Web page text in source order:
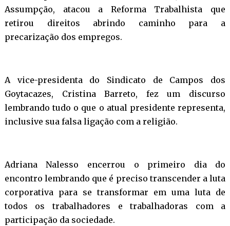
Assumpção, atacou a Reforma Trabalhista que
retirou direitos abrindo caminho para a
precarização dos empregos.
A vice-presidenta do Sindicato de Campos dos
Goytacazes, Cristina Barreto, fez um discurso
lembrando tudo o que o atual presidente representa,
inclusive sua falsa ligação com a religião.
Adriana Nalesso encerrou o primeiro dia do
encontro lembrando que é preciso transcender a luta
corporativa para se transformar em uma luta de
todos os trabalhadores e trabalhadoras com a
participação da sociedade.